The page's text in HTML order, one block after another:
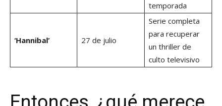
temporada
‘Hannibal’ 27 de julio
Serie completa
para recuperar
un thriller de
culto televisivo